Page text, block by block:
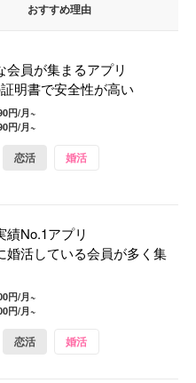
おすすめ理由
会員が集まるアプリ
明書で安全性が高い
円/月~
円/月~
恋活 婚活
績No.1アプリ
婚活している会員が多く集
円/月~
円/月~
恋活 婚活